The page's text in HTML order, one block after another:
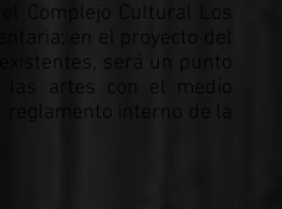
Complejo Cultural Los
en el proyecto del
será un punto
las artes con el medio
interno de la